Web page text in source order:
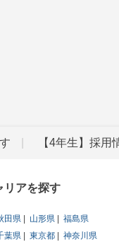
【4年生】採用
リアを探す
田県 山形県
福島県
葉県 東京都
神奈川県